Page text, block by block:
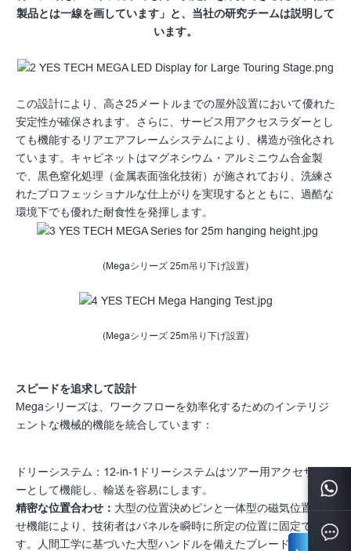
製品とは一線を画しています」と、当社の研究チームは説明して
います。
この設計により、高さ25メートルまでの屋外設置において優れた
安定性が確保されます。さらに、サービス用アクセスラダーとし
ても機能するリアエアフレームシステムにより、構造が強化され
ています。キャビネットはマグネシウム・アルミニウム合金製
で、黒色窒化処理（金属表面強化技術）が施されており、洗練さ
れたプロフェッショナルな仕上がりを実現するとともに、過酷な
環境下でも優れた耐食性を発揮します。
(Megaシリーズ 25m吊り下げ設置)
(Megaシリーズ 25m吊り下げ設置)
スピードを追求して設計
Megaシリーズは、ワークフローを効率化するためのインテリジ
ェントな機械的機能を統合しています：
ドリーシステム：12-in-1ドリーシステムはツアー用アクセサリ
ーとして機能し、輸送を容易にします。
精密な位置合わせ： 大型の位置決めピンと一体型の磁気位置合わ
せ機能により、技術者はパネルを瞬時に所定の位置に固定できま
す。人間工学に基づいた大型ハンドルを備えたブレード式サイド